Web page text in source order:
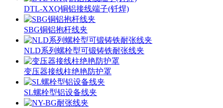
DTL-XXQ铜铝接线端子(钎焊)
SBG铜铝抱杆线夹
NLD系列螺栓型可锻铸铁耐张线夹
变压器接线柱绝艳防护罩
SL螺栓型铝设备线夹